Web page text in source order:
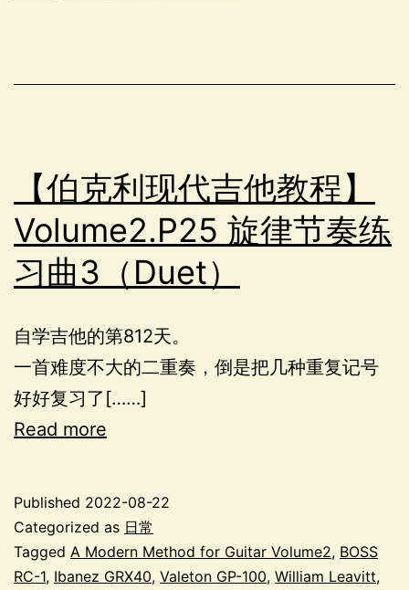
【伯克利现代吉他教程】
Volume2.P25 旋律节奏练
习曲3（Duet）
自学吉他的第812天。
一首难度不大的二重奏，倒是把几种重复记号
好好复习了[……]
Read more
Published 2022-08-22
Categorized as 日常
Tagged A Modern Method for Guitar Volume2, BOSS
RC-1, Ibanez GRX40, Valeton GP-100, William Leavitt,